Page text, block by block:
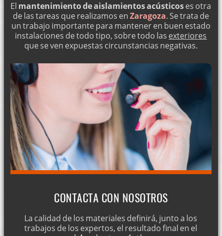
El mantenimiento de aislamientos acústicoses otra
de las tareas que realizamos enZaragoza. Se trata de
un trabajo importante para mantener en buen estado
instalaciones de todo tipo, sobre todo las exteriores
que se ven expuestas circunstancias negativas.
CONTACTA CON NOSOTROS
La calidad de los materiales definirá, junto a los
trabajos de los expertos, el resultado final en el